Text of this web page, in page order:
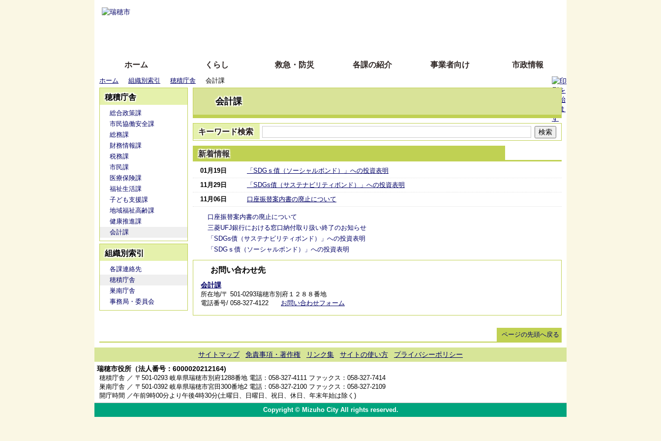
ホーム くらし 救急・防災 各課の紹介 事業者向け 市政情報
ホーム 組織別索引 穂積庁舎 会計課
穂積庁舎
総合政策課
市民協働安全課
総務課
財務情報課
税務課
市民課
医療保険課
福祉生活課
子ども支援課
地域福祉高齢課
健康推進課
会計課
組織別索引
各課連絡先
穂積庁舎
巣南庁舎
事務局・委員会
会計課
キーワード検索
新着情報
01月19日
「SDGｓ債（ソーシャルボンド）」への投資表明
11月29日
「SDGs債（サステナビリティボンド）」への投資表明
11月06日
口座振替案内書の廃止について
口座振替案内書の廃止について
三菱UFJ銀行における窓口納付取り扱い終了のお知らせ
「SDGs債（サステナビリティボンド）」への投資表明
「SDGｓ債（ソーシャルボンド）」への投資表明
お問い合わせ先
会計課
所在地/〒 501-0293瑞穂市別府１２８８番地
電話番号/ 058-327-4122
お問い合わせフォーム
ページの先頭へ戻る
サイトマップ 免責事項・著作権 リンク集 サイトの使い方
プライバシーポリシー
瑞穂市役所（法人番号：6000020212164)
穂積庁舎 ／ 〒501-0293 岐阜県瑞穂市別府1288番地 電話： 058-327-4111 ファックス：058-327-7414
巣南庁舎 ／ 〒501-0392 岐阜県瑞穂市宮田300番地2 電話： 058-327-2100 ファックス：058-327-2109
開庁時間 ／午前9時00分より午後4時30分(土曜日、日曜日、祝日、休日、年末年始は除く)
Copyright © Mizuho City All rights reserved.